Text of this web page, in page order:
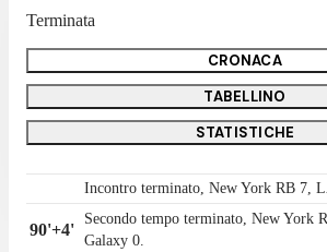
Terminata
CRONACA
TABELLINO
STATISTICHE
Incontro terminato, New York RB 7,
90'+4'
Secondo tempo terminato, New York
Galaxy 0.